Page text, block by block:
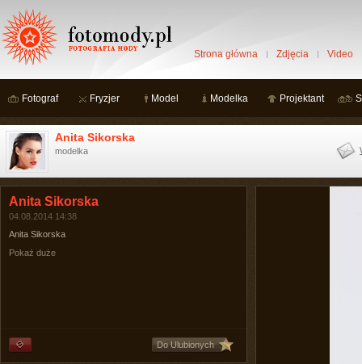
Strona główna Zdjęcia Video
Fotograf Fryzjer Model Modelka Projektant
Anita Sikorska
modelka
Anita Sikorska
04.08.2014 14:38
Anita Sikorska
Pokaż duże
Do Ulubionych